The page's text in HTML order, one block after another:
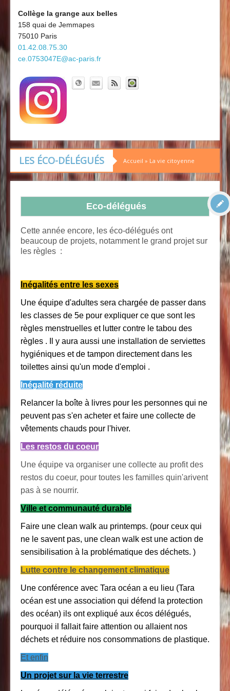
Board'Gab
Clubs maths
Découvrir le collège
Collège la grange aux belles
158 quai de Jemmapes
75010 Paris
01.42.08.75.30
ce.0753047E@ac-paris.fr
LES ÉCO-DÉLÉGUÉS Accueil » La vie citoyenne
Eco-délégués
Cette année encore, les éco-délégués ont
beaucoup de projets, notamment le grand projet sur
les règles :
Inégalités entre les sexes
Une équipe d'adultes sera chargée de passer dans
les classes de 5e pour expliquer ce que sont les
règles menstruelles et lutter contre le tabou des
règles . Il y aura aussi une installation de serviettes
hygiéniques et de tampon directement dans les
toilettes ainsi qu'un mode d'emploi .
Inégalité réduite
Relancer la boîte à livres pour les personnes qui ne
peuvent pas s'en acheter et faire une collecte de
vêtements chauds pour l'hiver.
Les restos du coeur
Une équipe va organiser une collecte au profit des
restos du coeur, pour toutes les familles quin'arivent
pas à se nourrir.
Ville et communauté durable
Faire une clean walk au printemps. (pour ceux qui
ne le savent pas, une clean walk est une action de
sensibilisation à la problématique des déchets. )
Lutte contre le changement climatique
Une conférence avec Tara océan a eu lieu (Tara
océan est une association qui défend la protection
des océan) ils ont expliqué aux écos délégués,
pourquoi il fallait faire attention ou allaient nos
déchets et réduire nos consommations de plastique.
Et enfin
Un projet sur la vie terrestre